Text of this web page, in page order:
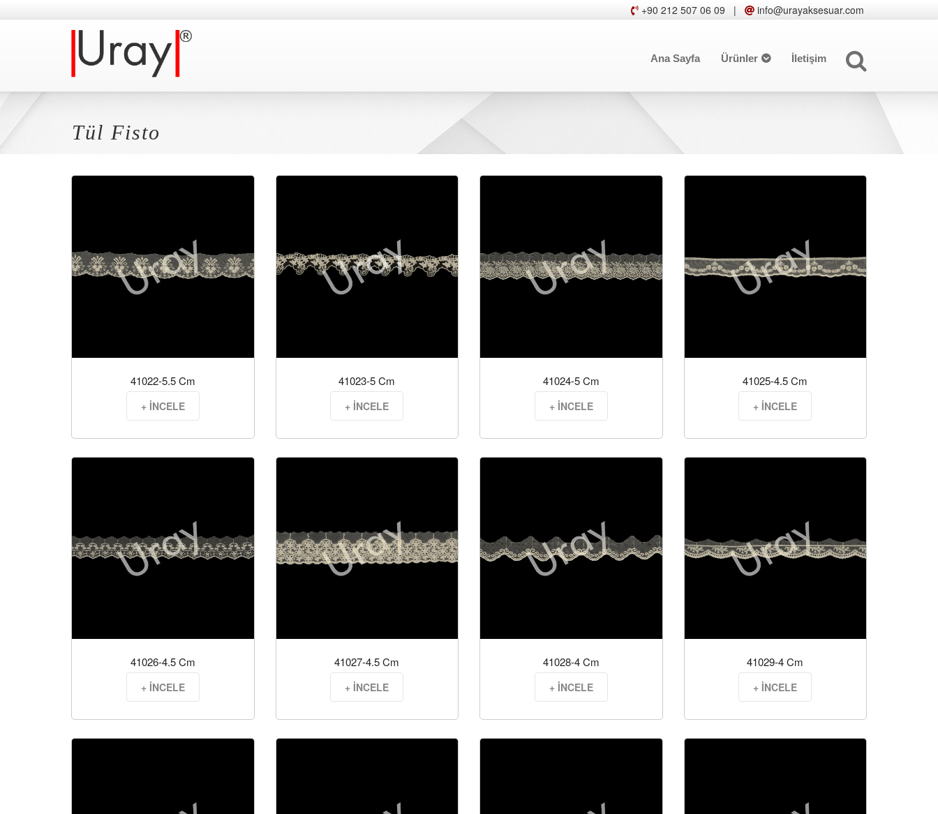
+90 212 507 06 09 | info@urayaksesuar.com
Ana Sayfa Ürünler İletişim
Tül Fisto
41022-5.5 Cm
+ İNCELE
41023-5 Cm
+ İNCELE
41024-5 Cm
+ İNCELE
41025-4.5 Cm
+ İNCELE
41026-4.5 Cm
+ İNCELE
41027-4.5 Cm
+ İNCELE
41028-4 Cm
+ İNCELE
41029-4 Cm
+ İNCELE